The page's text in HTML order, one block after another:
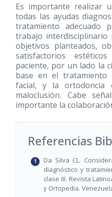
Es importante realizar
todas las ayudas
tratamiento adecuado
trabajo
objetivos planteados,
satisfactorios
paciente, por un lado la
base en el
facial, y la ortodoncia
maloclusión. Cabe
importante la
Referencias
Da Silva CL.
diagnóstico y
clase III. Revista
y Ortopedia.